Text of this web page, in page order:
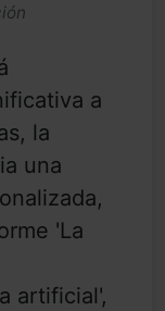
a
la
una
'La
artificial',